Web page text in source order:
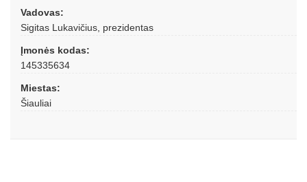
Vadovas:
Sigitas Lukavičius, prezidentas
Įmonės kodas:
145335634
Miestas:
Šiauliai